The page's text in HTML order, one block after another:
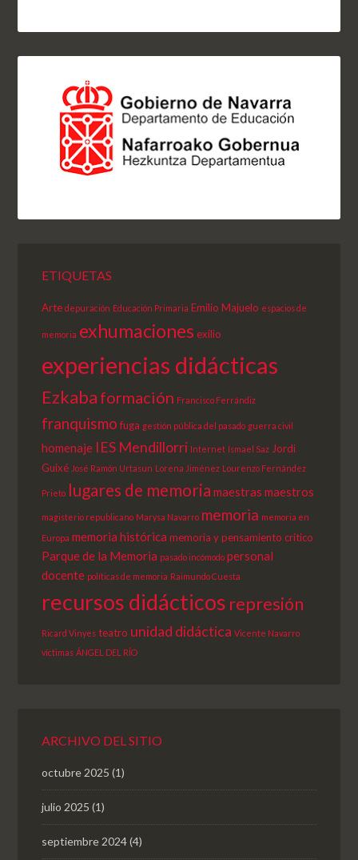
ETIQUETAS
Arte depuración Educación Primaria Emilio Majuelo espacios de
memoria exhumaciones exilio
experiencias didácticas
Ezkaba formación Francisco Ferrándiz
franquismo fuga gestión pública del pasado guerra civil
homenaje IES Mendillorri Internet Ismael Saz Jordi
Guixé José Ramón Urtasun Lorena Jiménez Lourenzo Fernández
Prieto lugares de memoria maestras maestros
magisterio republicano Marysa Navarro memoria memoria en
Europa memoria histórica memoria y pensamiento crítico
Parque de la Memoria pasado incómodo personal
docente políticas de memoria Raimundo Cuesta
recursos didácticos represión
Ricard Vinyes teatro unidad didáctica Vicente Navarro
víctimas ÁNGEL DEL RÍO
ARCHIVO DEL SITIO
octubre 2025 (1)
julio 2025 (1)
septiembre 2024(4)